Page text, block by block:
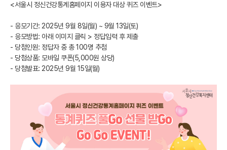
홈
으
로
이
조<서울시 정신건강통계홈페이지 이용자 대상 퀴즈 이벤트>
- 응모기간: 2025년 9월 8일(월) ~ 9월 13일(토)
- 응모방법: 아래 이미지 클릭 > 정답입력 후 제출
- 당첨인원: 정답자 중 총 100명 추첨
- 당첨상품: 모바일 쿠폰(5,000원 상당)
- 당첨발표: 2025년 9월 15일(월)